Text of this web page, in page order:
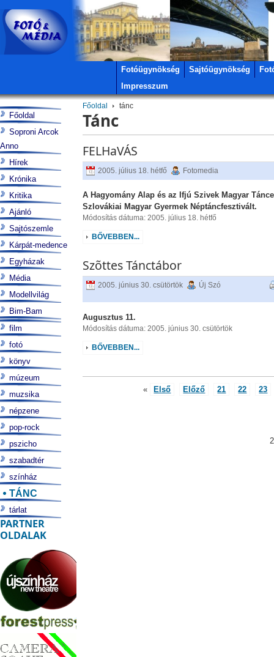
Fotóügynökség Sajtóügynökség
Impresszum
Főoldal tánc
Tánc
FELHaVÁS
2005. július 18. hétfő Fotomedia
A Hagyomány Alap és az Ifjú Szivek Magyar
Szlovákiai Magyar Gyermek Néptáncfesztivált.
Módosítás dátuma: 2005. július 18. hétfő
BŐVEBBEN...
Szõttes Tánctábor
2005. június 30. csütörtök Új Szó
Augusztus 11.
Módosítás dátuma: 2005. június 30. csütörtök
BŐVEBBEN...
« Első Előző 21 22 23
Főoldal
Soproni Arcok
Anno
Hírek
Krónika
Kritika
Ajánló
Sajtószemle
Kárpát-medence
Egyházak
Média
Modellvilág
Bim-Bam
film
fotó
könyv
múzeum
muzsika
népzene
pop-rock
pszicho
szabadtér
színház
TÁNC
tárlat
PARTNER
OLDALAK